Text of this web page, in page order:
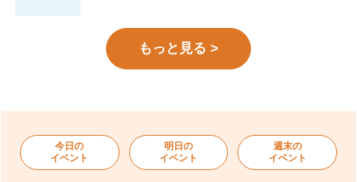
もっと見る >
今日の
イベント
明日の
イベント
週末の
イベント